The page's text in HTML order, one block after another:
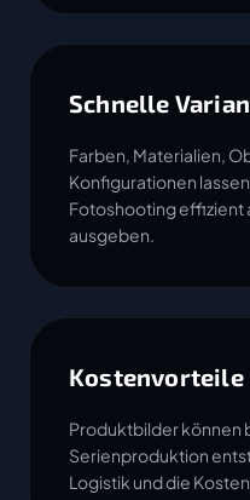
Schnelle
Farben, Materialien,
Konfigurationen
Fotoshooting effizient
ausgeben.
Kostenvorteile
Produktbilder können
Serienproduktion
Logistik und die